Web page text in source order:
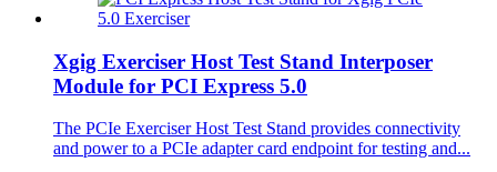
Xgig Exerciser Host Test Stand Interposer
Module for PCI Express 5.0
The PCIe Exerciser Host Test Stand provides connectivity
and power to a PCIe adapter card endpoint for testing and...